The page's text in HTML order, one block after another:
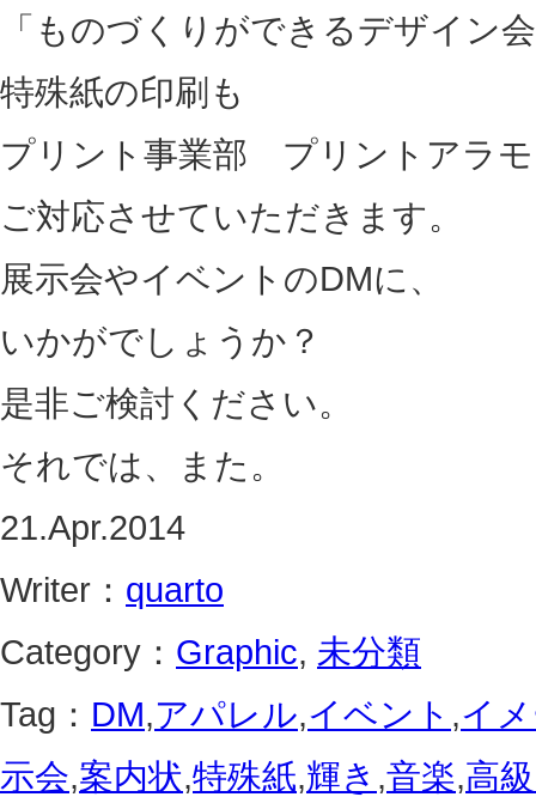
「ものづくりができるデザイン
特殊紙の印刷も
プリント事業部 プリントアラ
ご対応させていただきます。
展示会やイベントのDMに、
いかがでしょうか？
是非ご検討ください。
それでは、また。
21.Apr.2014
Writer： quarto
Category： Graphic, 未分類
Tag： DM,アパレル,イベント ,イ
示会,案内状,特殊紙,輝き ,音楽,高